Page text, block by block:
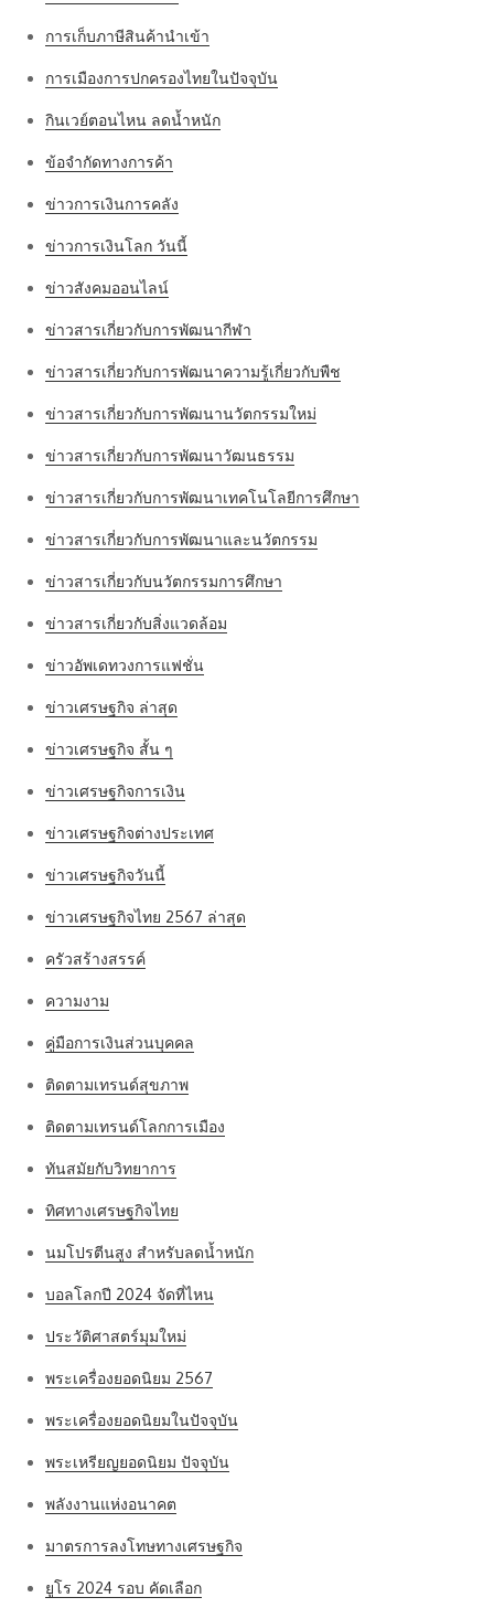
การเก็บภาษีสินค้านำเข้า
การเมืองการปกครองไทยในปัจจุบัน
กินเวย์ตอนไหน ลดน้ำหนัก
ข้อจำกัดทางการค้า
ข่าวการเงินการคลัง
ข่าวการเงินโลก วันนี้
ข่าวสังคมออนไลน์
ข่าวสารเกี่ยวกับการพัฒนากีฬา
ข่าวสารเกี่ยวกับการพัฒนาความรู้เกี่ยวกับพืช
ข่าวสารเกี่ยวกับการพัฒนานวัตกรรมใหม่
ข่าวสารเกี่ยวกับการพัฒนาวัฒนธรรม
ข่าวสารเกี่ยวกับการพัฒนาเทคโนโลยีการศึกษา
ข่าวสารเกี่ยวกับการพัฒนาและนวัตกรรม
ข่าวสารเกี่ยวกับนวัตกรรมการศึกษา
ข่าวสารเกี่ยวกับสิ่งแวดล้อม
ข่าวอัพเดทวงการแฟชั่น
ข่าวเศรษฐกิจ ล่าสุด
ข่าวเศรษฐกิจ สั้น ๆ
ข่าวเศรษฐกิจการเงิน
ข่าวเศรษฐกิจต่างประเทศ
ข่าวเศรษฐกิจวันนี้
ข่าวเศรษฐกิจไทย 2567 ล่าสุด
ครัวสร้างสรรค์
ความงาม
คู่มือการเงินส่วนบุคคล
ติดตามเทรนด์สุขภาพ
ติดตามเทรนด์โลกการเมือง
ทันสมัยกับวิทยาการ
ทิศทางเศรษฐกิจไทย
นมโปรตีนสูง สำหรับลดน้ำหนัก
บอลโลกปี 2024 จัดที่ไหน
ประวัติศาสตร์มุมใหม่
พระเครื่องยอดนิยม 2567
พระเครื่องยอดนิยมในปัจจุบัน
พระเหรียญยอดนิยม ปัจจุบัน
พลังงานแห่งอนาคต
มาตรการลงโทษทางเศรษฐกิจ
ยูโร 2024 รอบ คัดเลือก